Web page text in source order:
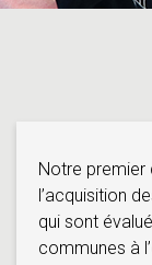
Notre premier
l’acquisition
qui sont
communes à